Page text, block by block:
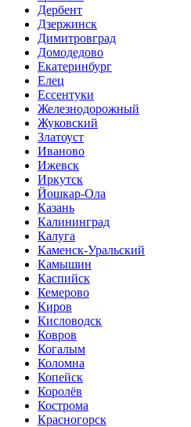
Дербент
Дзержинск
Димитровград
Домодедово
Екатеринбург
Елец
Ессентуки
Железнодорожный
Жуковский
Златоуст
Иваново
Ижевск
Иркутск
Йошкар-Ола
Казань
Калининград
Калуга
Каменск-Уральский
Камышин
Каспийск
Кемерово
Киров
Кисловодск
Ковров
Когалым
Коломна
Копейск
Королёв
Кострома
Красногорск